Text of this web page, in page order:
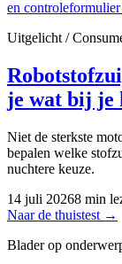
Uitgelicht /
je wat bij je
Niet de sterkste
bepalen welke
nuchtere keuze.
14 juli 20268 min
Naar de thuistest →
Blader op